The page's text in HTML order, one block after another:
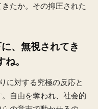
たか。その抑圧された
、無視されてき
。
に対する究極の反応と
自由を奪われ、社会的